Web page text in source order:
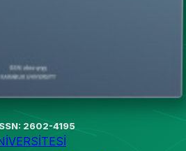
2602-4195